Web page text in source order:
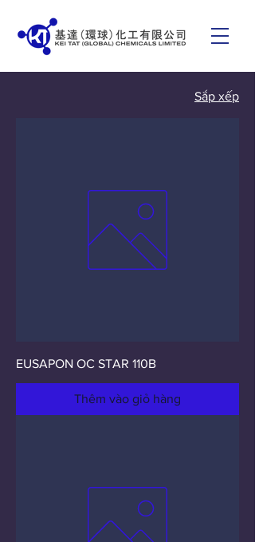
Sắp xếp
EUSAPON OC STAR 110B
Thêm vào giỏ hàng